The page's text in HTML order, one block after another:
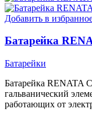
Добавить в
Батарейка
Батарейки
Батарейка RENATA
гальванический
работающих от